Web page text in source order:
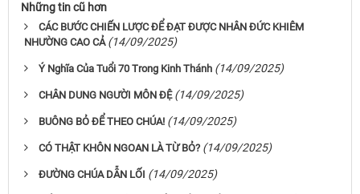
Những tin cũ hơn
CÁC BƯỚC CHIẾN LƯỢC ĐỂ ĐẠT ĐƯỢC NHÂN ĐỨC KHIÊM
NHƯỜNG CAO CẢ (14/09/2025)
Ý Nghĩa Của Tuổi 70 Trong Kinh Thánh (14/09/2025)
CHÂN DUNG NGƯỜI MÔN ĐỆ (14/09/2025)
BUÔNG BỎ ĐỂ THEO CHÚA! (14/09/2025)
CÓ THẬT KHÔN NGOAN LÀ TỪ BỎ? (14/09/2025)
ĐƯỜNG CHÚA DẪN LỐI (14/09/2025)